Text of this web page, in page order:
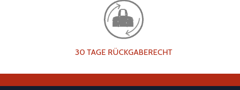
30 TAGE RÜCKGABERECHT